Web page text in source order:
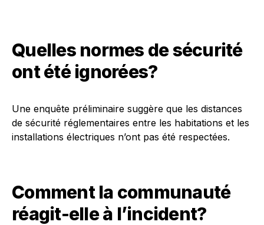
Quelles normes de sécurité
ont été ignorées?
Une enquête préliminaire suggère que les distances
de sécurité réglementaires entre les habitations et les
installations électriques n’ont pas été respectées.
Comment la communauté
réagit-elle à l’incident?